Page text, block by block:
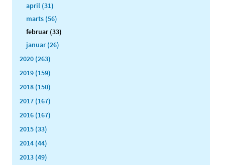
april (31)
marts (56)
februar (33)
januar (26)
2020 (263)
2019 (159)
2018 (150)
2017 (167)
2016 (167)
2015 (33)
2014 (44)
2013 (49)